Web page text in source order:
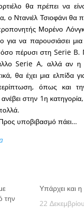
θα πρέπει να
ο Ντανιέλ Τσιοφάνι θα
Μορένο
για να παρουσιάσει
όσο πέρυσι στη Serie
Serie A, αλλά αν η
θα έχει μια ελπίδα
όπως και
στην 1η
υποβιβασμό πάει…
την
Υπάρχει και
22